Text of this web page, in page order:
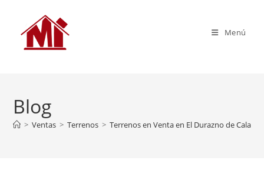
Menú
Blog
> Ventas > Terrenos > Terrenos en Venta en El Durazno de